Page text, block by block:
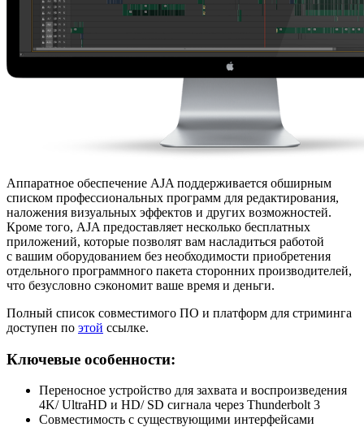
Аппаратное обеспечение AJA поддерживается обширным
списком профессиональных программ для редактирования,
наложения визуальных эффектов и других возможностей.
Кроме того, AJA предоставляет несколько бесплатных
приложений, которые позволят вам насладиться работой
с вашим оборудованием без необходимости приобретения
отдельного программного пакета сторонних производителей,
что безусловно сэкономит ваше время и деньги.
Полный список совместимого ПО и платформ для стриминга
доступен по этой ссылке.
Ключевые особенности:
Переносное устройство для захвата и воспроизведения
4K/ UltraHD и HD/ SD сигнала через Thunderbolt 3
Cовместимость с существующими интерфейсами